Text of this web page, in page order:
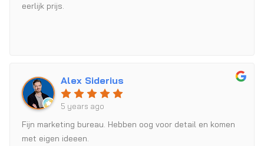
eerlijk prijs.
Alex Siderius
5 years ago
Fijn marketing bureau. Hebben oog voor detail en komen
met eigen ideeen.